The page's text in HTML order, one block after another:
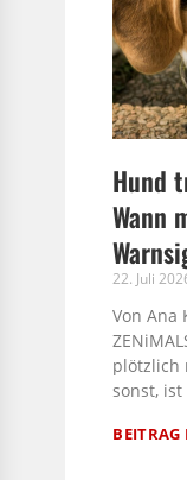
Hund
Wann
22. Juli
Von Ana
plötzlich
sonst, ist
BEITRAG